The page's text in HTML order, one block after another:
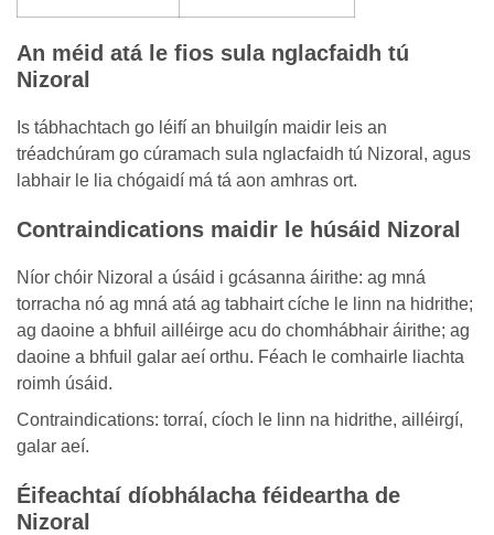
An méid atá le fios sula nglacfaidh tú
Nizoral
Is tábhachtach go léifí an bhuilgín maidir leis an
tréadchúram go cúramach sula nglacfaidh tú Nizoral, agus
labhair le lia chógaidí má tá aon amhras ort.
Contraindications maidir le húsáid Nizoral
Níor chóir Nizoral a úsáid i gcásanna áirithe: ag mná
torracha nó ag mná atá ag tabhairt cíche le linn na hidrithe;
ag daoine a bhfuil ailléirge acu do chomhábhair áirithe; ag
daoine a bhfuil galar aeí orthu. Féach le comhairle liachta
roimh úsáid.
Contraindications: torraí, cíoch le linn na hidrithe, ailléirgí,
galar aeí.
Éifeachtaí díobhálacha féideartha de
Nizoral